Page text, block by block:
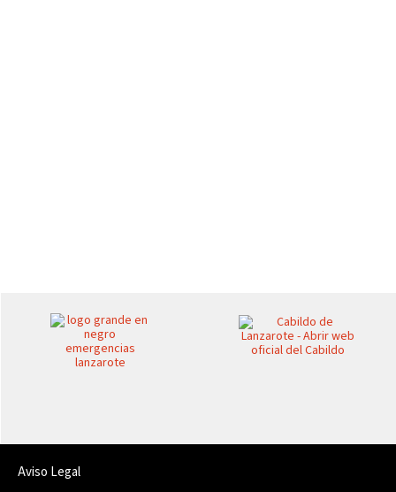
Aviso Legal